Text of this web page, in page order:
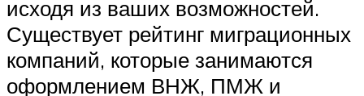
исходя из ваших возможностей.
Существует рейтинг миграционных
компаний, которые занимаются
оформлением ВНЖ, ПМЖ и